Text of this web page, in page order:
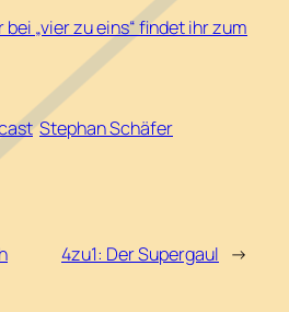
„vier zu eins“ findet ihr zum
Stephan Schäfer
4zu1: Der Supergaul →